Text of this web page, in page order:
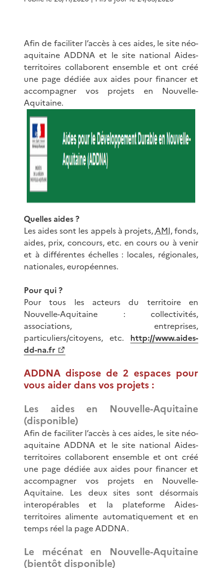
Afin de faciliter l’accès à ces aides, le site néo-
aquitaine ADDNA et le site national Aides-
territoires collaborent ensemble et ont créé
une page dédiée aux aides pour financer et
accompagner vos projets en Nouvelle-
Aquitaine.
Quelles aides ?
Les aides sont les appels à projets,AMI, fonds,
aides, prix, concours, etc. en cours ou à venir
et à différentes échelles : locales, régionales,
nationales, européennes.
Pour qui ?
Pour tous les acteurs du territoire en
Nouvelle-Aquitaine : collectivités,
associations, entreprises,
particuliers/citoyens, etc. http://www.aides-
dd-na.fr
ADDNA dispose de 2 espaces pour
vous aider dans vos projets :
Les aides en Nouvelle-Aquitaine
(disponible)
Afin de faciliter l’accès à ces aides, le site néo-
aquitaine ADDNA et le site national Aides-
territoires collaborent ensemble et ont créé
une page dédiée aux aides pour financer et
accompagner vos projets en Nouvelle-
Aquitaine. Les deux sites sont désormais
interopérables et la plateforme Aides-
territoires alimente automatiquement et en
temps réel la page ADDNA.
Le mécénat en Nouvelle-Aquitaine
(bientôt disponible)